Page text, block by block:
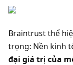
Braintrust thể
trọng: Nền kinh
đại giá trị của